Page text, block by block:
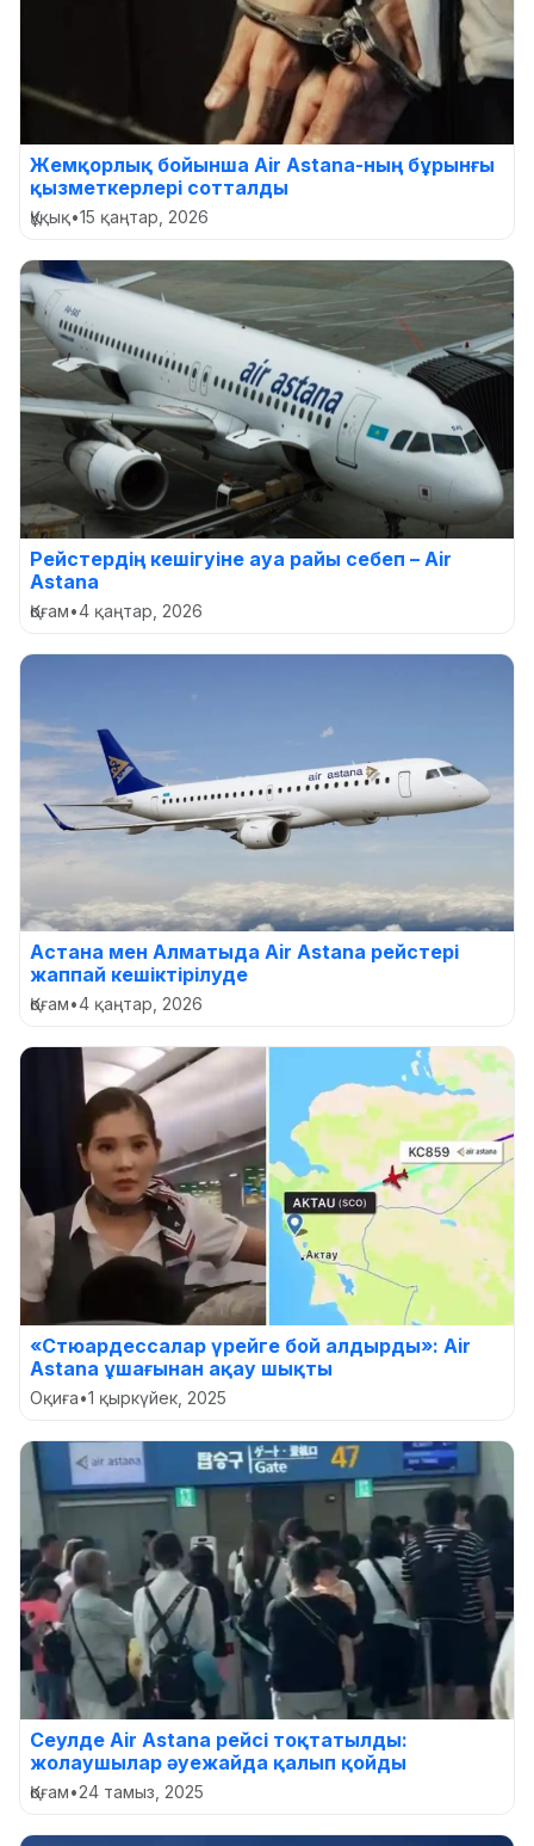
Жемқорлық бойынша Air Astana-ның бұрынғы
қызметкерлері сотталды
Құқық•15 қаңтар, 2026
Рейстердің кешігуіне ауа райы себеп – Air
Astana
Қоғам•4 қаңтар, 2026
Астана мен Алматыда Air Astana рейстері
жаппай кешіктірілуде
Қоғам•4 қаңтар, 2026
«Стюардессалар үрейге бой алдырды»: Air
Astana ұшағынан ақау шықты
Оқиға•1 қыркүйек, 2025
Сеулде Air Astana рейсі тоқтатылды:
жолаушылар әуежайда қалып қойды
Қоғам•24 тамыз, 2025